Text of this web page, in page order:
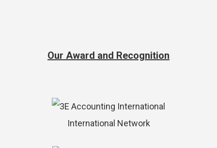
Our Award and Recognition
International Network